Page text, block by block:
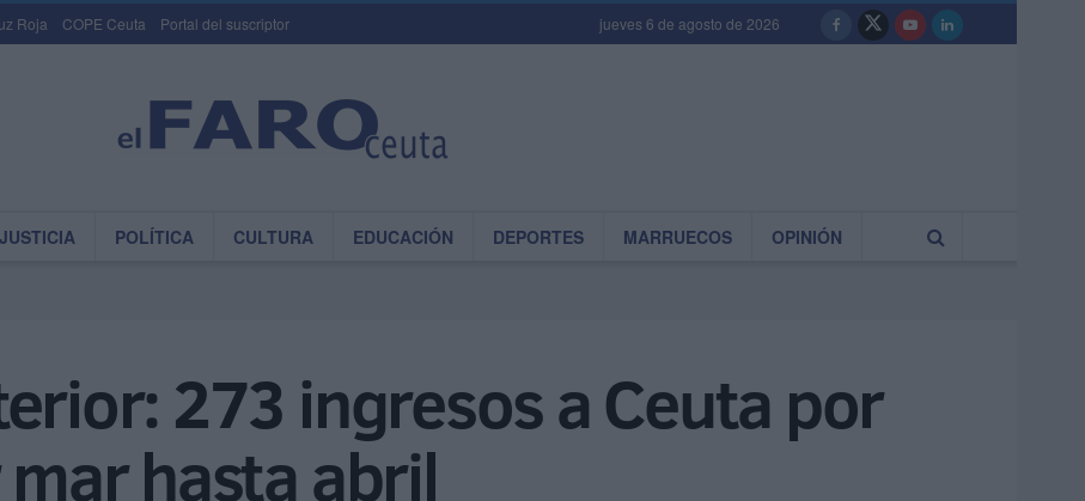
Roja COPE Ceuta Portal del suscriptor jueves 6 de agosto de 2026
JUSTICIA POLÍTICA CULTURA EDUCACIÓN DEPORTES MARRUECOS OPINIÓN
273 ingresos a Ceuta por
hasta abril